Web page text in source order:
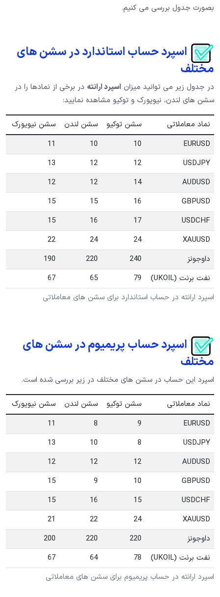
بصورت جدول بررسی می کنیم.
اسپرد حساب استاندارد در سشن های
مختلف
در جدول زیر می توانید میزان اسپرد ارانته در برخی از نمادها را در
سشن های لندن، نیویورک و توکیو مشاهده نمایید:
اسپرد ارانته در حساب استاندارد برای سشن های معاملاتی
نماد معاملاتی سشن توکیو سشن لندن
سشن نیویورک
EURUSD
10
10
11
USDJPY
12
12
13
AUDUSD
14
12
12
GBPUSD
16
15
15
USDCHF
17
16
15
XAUUSD
24
24
22
داوجونز
240
220
190
نفت برنت (UKOIL)
79
65
67
اسپرد حساب پریمیوم در سشن های
مختلف
اسپرد این حساب در سشن های مختلف در زیر بررسی شده است.
اسپرد ارانته در حساب پریمیوم برای سشن های معاملاتی
نماد معاملاتی سشن توکیو سشن لندن
سشن نیویورک
EURUSD
9
8
11
USDJPY
8
10
13
AUDUSD
12
12
12
GBPUSD
10
9
15
USDCHF
15
16
15
XAUUSD
24
22
21
داوجونز
220
220
200
نفت برنت (UKOIL)
78
64
67